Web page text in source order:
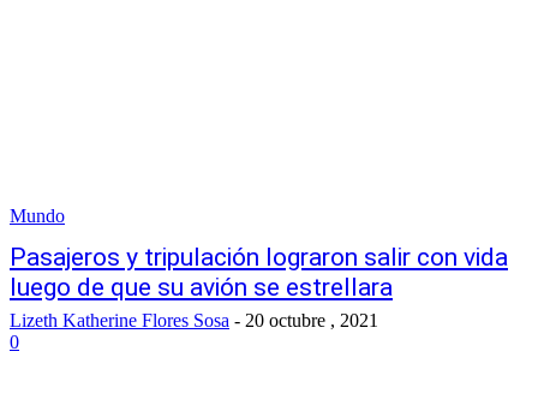
Mundo
Pasajeros y tripulación lograron salir con vida
luego de que su avión se estrellara
Lizeth Katherine Flores Sosa - 20 octubre , 2021
0